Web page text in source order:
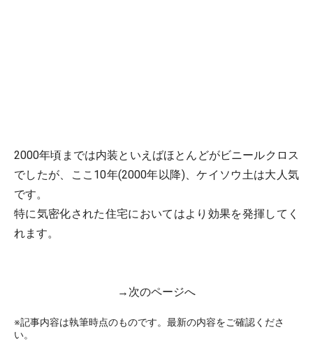
2000年頃までは内装といえばほとんどがビニールクロス
でしたが、ここ10年(2000年以降)、ケイソウ土は大人気
です。
特に気密化された住宅においてはより効果を発揮してく
れます。
→次のページへ
※記事内容は執筆時点のものです。最新の内容をご確認くださ
い。